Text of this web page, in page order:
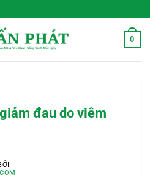
0
đau do viêm